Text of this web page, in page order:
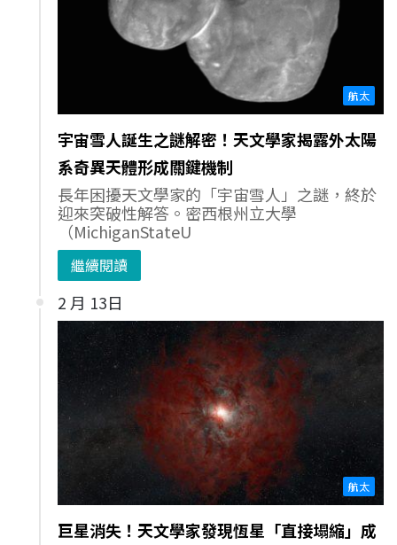
航太
宇宙雪人誕生之謎解密！天文學家揭露外太陽
系奇異天體形成關鍵機制
長年困擾天文學家的「宇宙雪人」之謎，終於
迎來突破性解答。密西根州立大學
（MichiganStateU
繼續閱讀
2 月 13日
航太
巨星消失！天文學家發現恆星「直接塌縮」成